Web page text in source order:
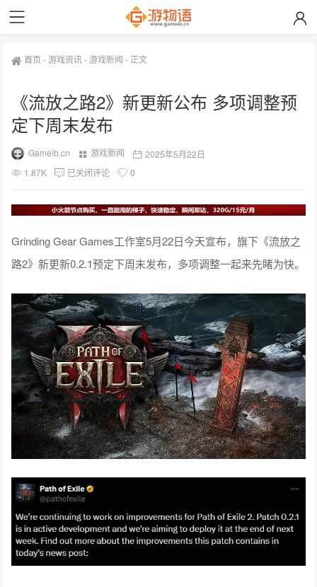
首页 -游戏资讯-游戏新闻 - 正文
《流放之路2》新更新公布 多项调整预
定下周末发布
Gameib.cn 游戏新闻
2025年5月22日
1.87K
已关闭评论 0
Grinding Gear Games工作室5月22日今天宣布，旗下《流放之
路2》新更新0.2.1预定下周末发布，多项调整一起来先睹为快。